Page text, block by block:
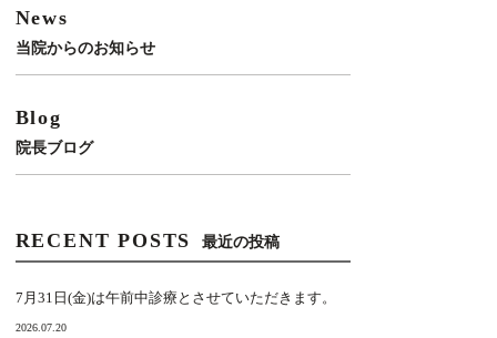
News
当院からのお知らせ
Blog
院長ブログ
RECENT POSTS 最近の投稿
7月31日(金)は午前中診療とさせていただきます。
2026.07.20